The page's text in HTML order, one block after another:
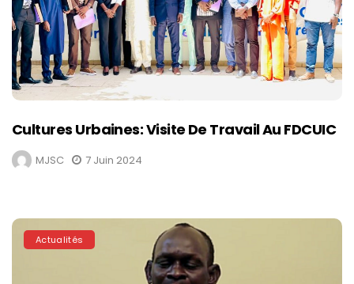
Cultures Urbaines: Visite De Travail Au FDCUIC
MJSC 7 Juin 2024
Actualités